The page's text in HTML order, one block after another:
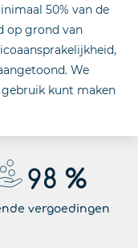
50% van de
op grond van
We
kunt maken
98 %
vergoedingen